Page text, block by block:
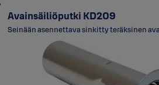
Avainsäiliöputki KD209
Seinään asennettava sinkitty teräksinen